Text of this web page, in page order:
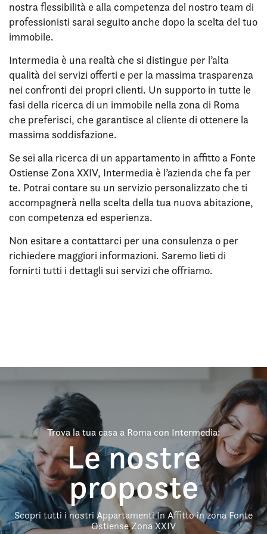
nostra flessibilità e alla competenza del nostro team di
professionisti sarai seguito anche dopo la scelta del tuo
immobile.
Intermedia è una realtà che si distingue per l’alta
qualità dei servizi offerti e per la massima trasparenza
nei confronti dei propri clienti. Un supporto in tutte le
fasi della ricerca di un immobile nella zona di Roma
che preferisci, che garantisce al cliente di ottenere la
massima soddisfazione.
Se sei alla ricerca di un appartamento in affitto a Fonte
Ostiense Zona XXIV, Intermedia è l’azienda che fa per
te. Potrai contare su un servizio personalizzato che ti
accompagnerà nella scelta della tua nuova abitazione,
con competenza ed esperienza.
Non esitare a contattarci per una consulenza o per
richiedere maggiori informazioni. Saremo lieti di
fornirti tutti i dettagli sui servizi che offriamo.
Trova la tua casa a Roma con Intermedia:
Le nostre
proposte
Scopri tutti i nostri Appartamenti In Affitto in zona Fonte
Ostiense Zona XXIV